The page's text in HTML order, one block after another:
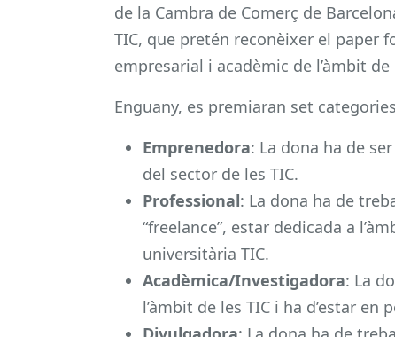
de la Cambra de Comerç de
TIC, que pretén reconèixer el paper
empresarial i acadèmic de l’àmbit de
Enguany, es premiaran set
Emprenedora: La dona ha de
del sector de les TIC.
Professional: La dona ha de
“freelance”, estar dedicada a
universitària TIC.
Acadèmica/Investigadora: La
l’àmbit de les TIC i ha d’estar